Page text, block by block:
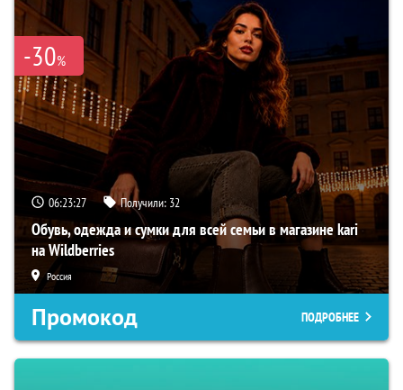
-30%
06:23:26 Получили: 32
Обувь, одежда и сумки для всей семьи в магазине kari
на Wildberries
Россия
Промокод ПОДРОБНЕЕ